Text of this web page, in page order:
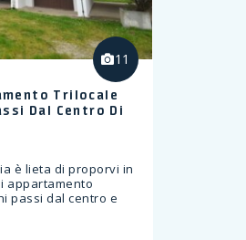
11
Trilocale
Dal Centro Di
è lieta di proporvi in
appartamento
passi dal centro e